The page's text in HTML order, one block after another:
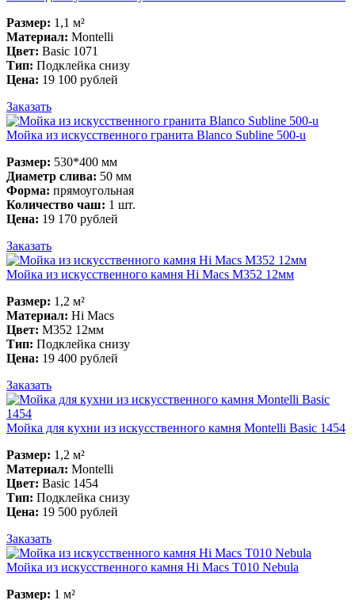
Размер: 1,1 м²
Материал: Montelli
Цвет: Basic 1071
Тип: Подклейка снизу
Цена: 19 100 рублей
Заказать
Мойка из искусственного гранита Blanco Subline 500-u
Размер: 530*400 мм
Диаметр слива: 50 мм
Форма: прямоугольная
Количество чаш: 1 шт.
Цена: 19 170 рублей
Заказать
Мойка из искусственного камня Hi Macs M352 12мм
Размер: 1,2 м²
Материал: Hi Macs
Цвет: M352 12мм
Тип: Подклейка снизу
Цена: 19 400 рублей
Заказать
Мойка для кухни из искусственного камня Montelli Basic 1454
Размер: 1,2 м²
Материал: Montelli
Цвет: Basic 1454
Тип: Подклейка снизу
Цена: 19 500 рублей
Заказать
Мойка из искусственного камня Hi Macs T010 Nebula
Размер: 1 м²